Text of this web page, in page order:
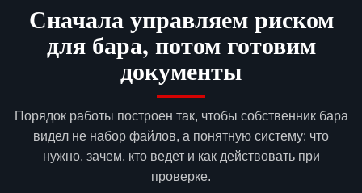
Сначала управляем риском
для бара, потом готовим
документы
Порядок работы построен так, чтобы собственник бара
видел не набор файлов, а понятную систему: что
нужно, зачем, кто ведет и как действовать при
проверке.